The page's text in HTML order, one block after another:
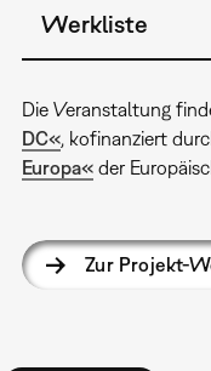
Werkliste
Die Veranstaltung
DC«, kofinanziert
Europa«der
Zur Projekt-